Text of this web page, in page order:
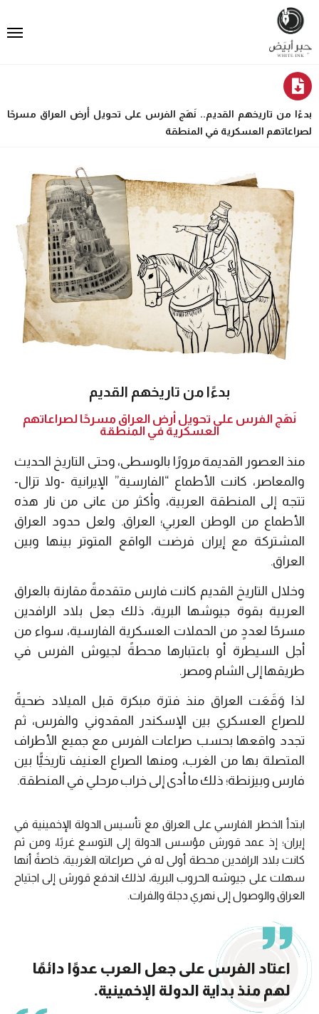
بدءًا من تاريخهم القديم.. نَهَج الفرس على تحويل أرض العراق مسرحًا
لصراعاتهم العسكرية في المنطقة
بدءًا من تاريخهم القديم
نَهَج الفرس على تحويل أرض العراق مسرحًا لصراعاتهم
العسكرية في المنطقة
منذ العصور القديمة مرورًا بالوسطى، وحتى التاريخ الحديث
والمعاصر، كانت الأطماع “الفارسية” الإيرانية -ولا تزال-
تتجه إلى المنطقة العربية، وأكثر من عانى من نار هذه
الأطماع من الوطن العربي؛ العراق. ولعل حدود العراق
المشتركة مع إيران فرضت الواقع المتوتر بينها وبين
العراق.
وخلال التاريخ القديم كانت فارس متقدمةً مقارنة بالعراق
العربية بقوة جيوشها البرية، ذلك جعل بلاد الرافدين
مسرحًا لعددٍ من الحملات العسكرية الفارسية، سواء من
أجل السيطرة أو باعتبارها محطةً لجيوش الفرس في
طريقها إلى الشام ومصر.
لذا وَقَعَت العراق منذ فترة مبكرة قبل الميلاد ضحيةً
للصراع العسكري بين الإسكندر المقدوني والفرس، ثم
تجدد واقعها بحسب صراعات الفرس مع جميع الأطراف
المتصلة بها من الغرب، ومنها الصراع العنيف تاريخيًّا بين
فارس وبيزنطة؛ ذلك ما أدى إلى خراب مرحلي في المنطقة.
ابتدأ الخطر الفارسي على العراق مع تأسيس الدولة الإخمينية في
إيران؛ إذ عمد قورش مؤسس الدولة إلى التوسع غربًا، ومن ثم
كانت بلاد الرافدين محطة أولى له في صراعاته الغربية، خاصةً أنها
سهلت على جيوشه الحروب البرية، لذلك اندفع قورش إلى اجتياح
العراق والوصول إلى نهري دجلة والفرات.
اعتاد الفرس على جعل العرب عدوًا دائمًا
لهم منذ بداية الدولة الإخمينية.